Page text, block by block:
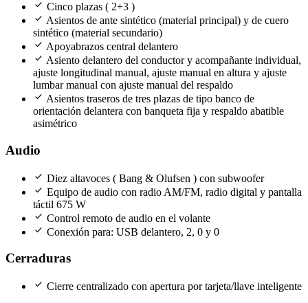
check Cinco plazas ( 2+3 )
check Asientos de ante sintético (material principal) y de cuero
sintético (material secundario)
check Apoyabrazos central delantero
check Asiento delantero del conductor y acompañante individual,
ajuste longitudinal manual, ajuste manual en altura y ajuste
lumbar manual con ajuste manual del respaldo
check Asientos traseros de tres plazas de tipo banco de
orientación delantera con banqueta fija y respaldo abatible
asimétrico
Audio
check Diez altavoces ( Bang & Olufsen ) con subwoofer
check Equipo de audio con radio AM/FM, radio digital y pantalla
táctil 675 W
check Control remoto de audio en el volante
check Conexión para: USB delantero, 2, 0 y 0
Cerraduras
check Cierre centralizado con apertura por tarjeta/llave inteligente